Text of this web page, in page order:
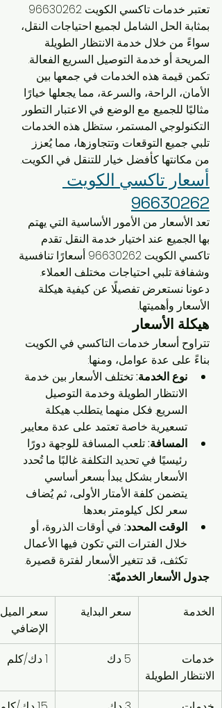
بمثابة الحل الشامل لجميع احتياجات النقل،
سواءً من خلال خدمة الانتظار الطويلة
المريحة أو خدمة التوصيل السريع الفعالة.
تكمن قيمة هذه الخدمات في جمعها بين
الأمان، الراحة، والسرعة، مما يجعلها خيارًا
مثاليًا للجميع. مع الوضع في الاعتبار التطور
التكنولوجي المستمر، ستظل هذه الخدمات
تلبي جميع التوقعات وتتجاوزها، مما يُعزز
من مكانتها كأفضل خيار للتنقل في الكويت.
أسعار تاكسي الكويت
96630262
تعد الأسعار من الأمور الأساسية التي يهتم
بها الجميع عند اختيار خدمة النقل. تقدم
تاكسي الكويت 96630262 أسعارًا تنافسية
وشفافة تلبي احتياجات مختلف العملاء.
دعونا نستعرض تفصيلًا عن كيفية هيكلة
الأسعار وأهميتها.
هيكلة الأسعار
تتراوح أسعار خدمات التاكسي في الكويت
بناءً على عدة عوامل، ومنها:
نوع الخدمة: تختلف الأسعار بين خدمة
الانتظار الطويلة وخدمة التوصيل
السريع. فكل منهما يتطلب هيكلة
تسعيرية خاصة تعتمد على عدة معايير.
المسافة: تلعب المسافة للوجهة دورًا
رئيسيًا في تحديد التكلفة. غالبًا ما تُحدد
الأسعار بشكل يبدأ بسعر أساسي
يتضمن كلفة الأمتار الأولى، ثم يُضاف
سعر لكل كيلومتر بعدها.
الوقت المحدد: في أوقات الذروة، أو
خلال الفترات التي تكون فيها الأعمال
تكثف، قد تتغير الأسعار لفترة قصيرة.
جدول الأسعار الخدميّة:
الخدمة سعر البداية
سعر
الإضافي
خدمات
الانتظار الطويلة
5 د.ك 1 د.ك/كلم